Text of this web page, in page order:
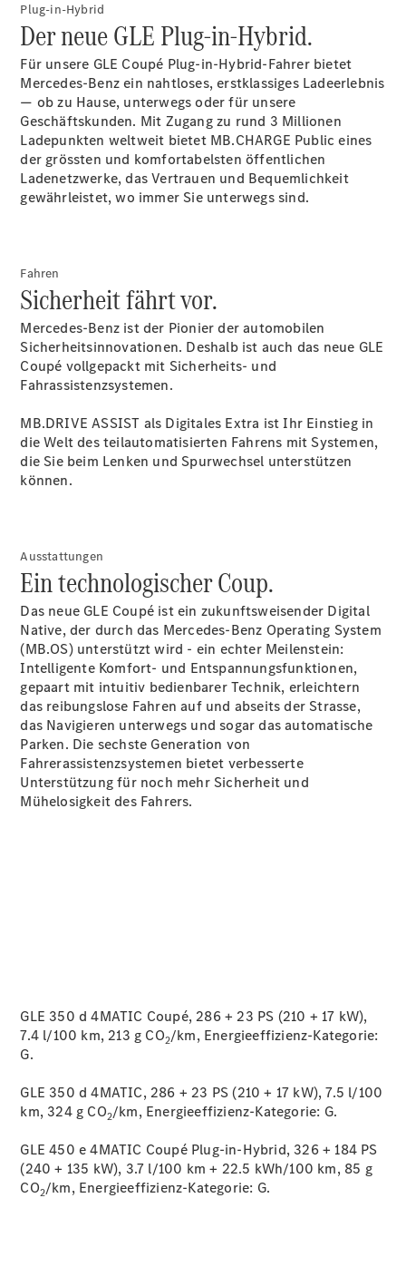
Über uns
Öffnungszeiten
Kontaktformular
Servicetermin
buchen
Anbieter/Datenschutz
Plug-in-Hybrid
Der neue GLE Plug-in-Hybrid.
Für unsere GLE Coupé Plug-in-Hybrid-Fahrer bietet
Mercedes-Benz ein nahtloses, erstklassiges Ladeerlebnis
— ob zu Hause, unterwegs oder für unsere
Geschäftskunden. Mit Zugang zu rund 3 Millionen
Ladepunkten weltweit bietet MB.CHARGE Public eines
der grössten und komfortabelsten öffentlichen
Ladenetzwerke, das Vertrauen und Bequemlichkeit
gewährleistet, wo immer Sie unterwegs sind.
Fahren
Sicherheit fährt vor.
Mercedes-Benz ist der Pionier der automobilen
Sicherheitsinnovationen. Deshalb ist auch das neue GLE
Coupé vollgepackt mit Sicherheits- und
Fahrassistenzsystemen.
MB.DRIVE ASSIST als Digitales Extra ist Ihr Einstieg in
die Welt des teilautomatisierten Fahrens mit Systemen,
die Sie beim Lenken und Spurwechsel unterstützen
können.
Ausstattungen
Ein technologischer Coup.
Das neue GLE Coupé ist ein zukunftsweisender Digital
Native, der durch das Mercedes-Benz Operating System
(MB.OS) unterstützt wird - ein echter Meilenstein:
Intelligente Komfort- und Entspannungsfunktionen,
gepaart mit intuitiv bedienbarer Technik, erleichtern
das reibungslose Fahren auf und abseits der Strasse,
das Navigieren unterwegs und sogar das automatische
Parken. Die sechste Generation von
Fahrerassistenzsystemen bietet verbesserte
Unterstützung für noch mehr Sicherheit und
Mühelosigkeit des Fahrers.
GLE 350 d 4MATIC Coupé, 286 + 23 PS (210 + 17 kW),
7.4 l/100 km, 213 g CO2/km, Energieeffizienz-Kategorie:
G.
GLE 350 d 4MATIC, 286 + 23 PS (210 + 17 kW), 7.5 l/100
km, 324 g CO2/km, Energieeffizienz-Kategorie: G.
GLE 450 e 4MATIC Coupé Plug-in-Hybrid, 326 + 184 PS
(240 + 135 kW), 3.7 l/100 km + 22.5 kWh/100 km, 85 g
CO2/km, Energieeffizienz-Kategorie: G.